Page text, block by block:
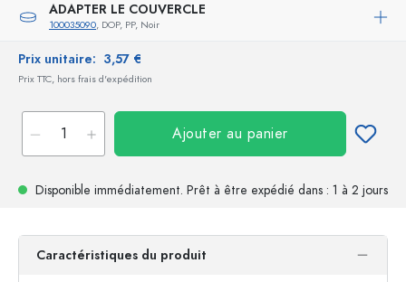
ADAPTER LE COUVERCLE
100035090, DOP, PP, Noir
Prix unitaire: 3,57 €
Prix TTC, hors frais d'expédition
Ajouter au panier
Disponible immédiatement. Prêt à être expédié dans : 1 à 2 jours
Caractéristiques du produit